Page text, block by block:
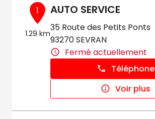
1
1.29 km
AUTO SERVICE
35 Route des Petits Ponts
93270 SEVRAN
Fermé actuellement
Téléphone
Voir plus